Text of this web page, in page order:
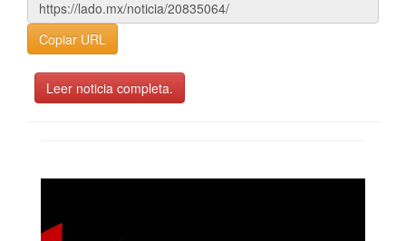
Copiar URL
Leer noticia completa.